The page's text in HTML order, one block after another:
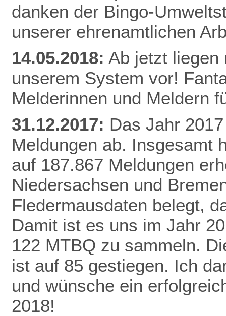
danken der Bingo-
unserer ehrenamtlichen
14.05.2018: Ab jetzt liegen
unserem System vor!
Melderinnen und Meldern
31.12.2017: Das Jahr
Meldungen ab. Insgesamt
auf 187.867 Meldungen
Niedersachsen und
Fledermausdaten belegt,
Damit ist es uns im Jahr
122 MTBQ zu sammeln.
ist auf 85 gestiegen. Ich
und wünsche ein
2018!